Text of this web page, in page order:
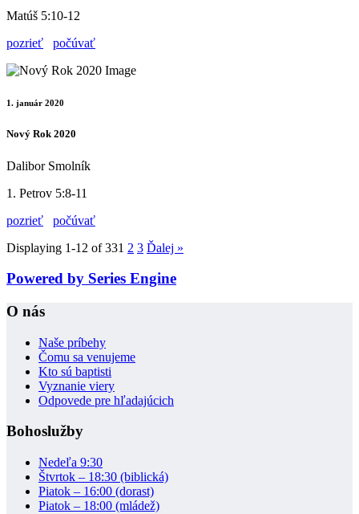
Matúš 5:10-12
pozrieť
počúvať
1. január 2020
Nový Rok 2020
Dalibor Smolník
1. Petrov 5:8-11
pozrieť
počúvať
Displaying 1-12 of 331 2 3 Ďalej »
Powered by Series Engine
O nás
Naše príbehy
Čomu sa venujeme
Kto sú baptisti
Vyznanie viery
Odpovede pre hľadajúcich
Bohoslužby
Nedeľa 9:30
Štvrtok – 18:30 (biblická)
Piatok – 16:00 (dorast)
Piatok – 18:00 (mládež)